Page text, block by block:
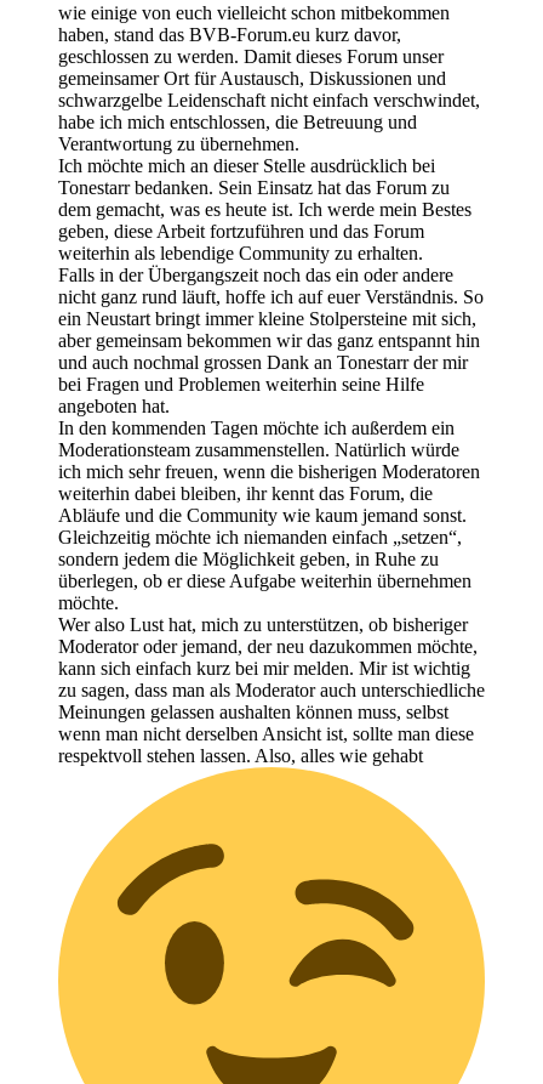
wie einige von euch vielleicht schon mitbekommen
haben, stand das BVB-Forum.eu kurz davor,
geschlossen zu werden. Damit dieses Forum unser
gemeinsamer Ort für Austausch, Diskussionen und
schwarzgelbe Leidenschaft nicht einfach verschwindet,
habe ich mich entschlossen, die Betreuung und
Verantwortung zu übernehmen.
Ich möchte mich an dieser Stelle ausdrücklich bei
Tonestarr bedanken. Sein Einsatz hat das Forum zu
dem gemacht, was es heute ist. Ich werde mein Bestes
geben, diese Arbeit fortzuführen und das Forum
weiterhin als lebendige Community zu erhalten.
Falls in der Übergangszeit noch das ein oder andere
nicht ganz rund läuft, hoffe ich auf euer Verständnis. So
ein Neustart bringt immer kleine Stolpersteine mit sich,
aber gemeinsam bekommen wir das ganz entspannt hin
und auch nochmal grossen Dank an Tonestarr der mir
bei Fragen und Problemen weiterhin seine Hilfe
angeboten hat.
In den kommenden Tagen möchte ich außerdem ein
Moderationsteam zusammenstellen. Natürlich würde
ich mich sehr freuen, wenn die bisherigen Moderatoren
weiterhin dabei bleiben, ihr kennt das Forum, die
Abläufe und die Community wie kaum jemand sonst.
Gleichzeitig möchte ich niemanden einfach „setzen“,
sondern jedem die Möglichkeit geben, in Ruhe zu
überlegen, ob er diese Aufgabe weiterhin übernehmen
möchte.
Wer also Lust hat, mich zu unterstützen, ob bisheriger
Moderator oder jemand, der neu dazukommen möchte,
kann sich einfach kurz bei mir melden. Mir ist wichtig
zu sagen, dass man als Moderator auch unterschiedliche
Meinungen gelassen aushalten können muss, selbst
wenn man nicht derselben Ansicht ist, sollte man diese
respektvoll stehen lassen. Also, alles wie gehabt